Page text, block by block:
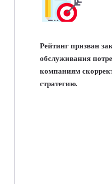
Рейтинг призван
обслуживания
компаниям
стратегию.